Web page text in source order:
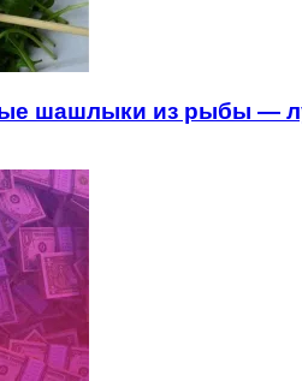
шашлыки из рыбы —